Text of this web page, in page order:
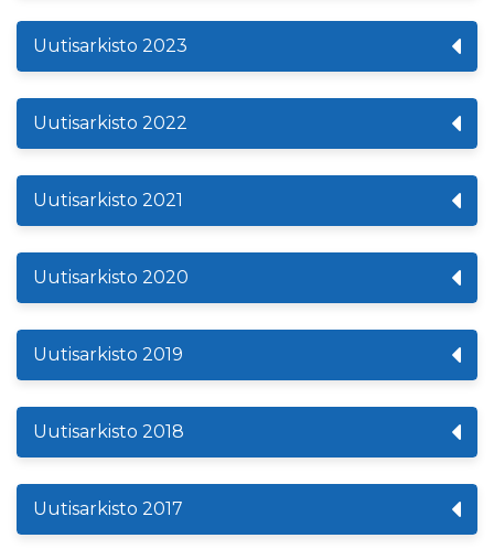
Uutisarkisto 2023
Uutisarkisto 2022
Uutisarkisto 2021
Uutisarkisto 2020
Uutisarkisto 2019
Uutisarkisto 2018
Uutisarkisto 2017